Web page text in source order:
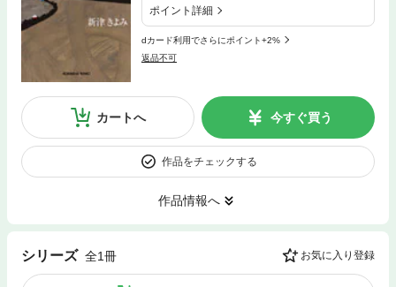
ポイント詳細
dカード利用でさらにポイント+2%
返品不可
カートへ 今すぐ買う
作品をチェックする
作品情報へ
シリーズ 全1冊 お気に入り登録